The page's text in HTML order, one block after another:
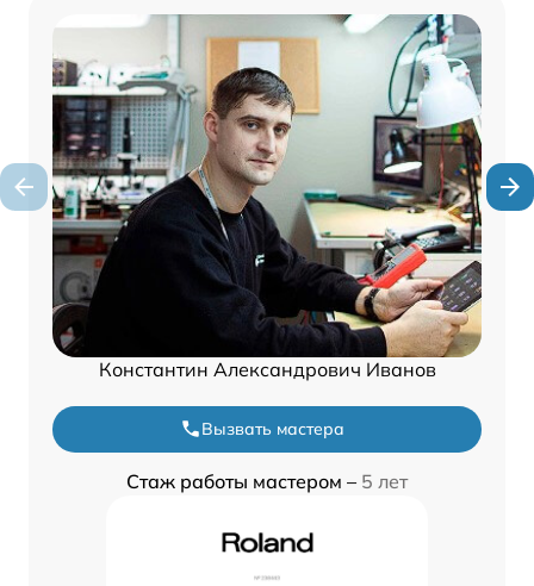
Константин Александрович Иванов
Вызвать мастера
Стаж работы мастером – 5 лет